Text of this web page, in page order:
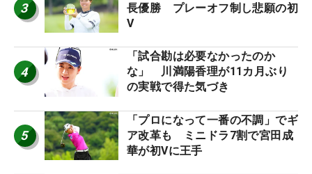
3
長優勝 プレーオフ制し悲願の初
V
4
「試合勘は必要なかったのか
な」 川満陽香理が11カ月ぶり
の実戦で得た気づき
5
「プロになって一番の不調」でギ
ア改革も ミニドラ7割で宮田成
華が初Vに王手